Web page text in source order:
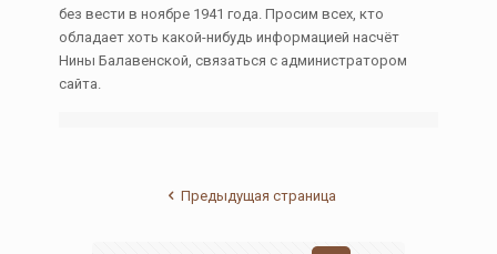
без вести в ноябре 1941 года. Просим всех, кто
обладает хоть какой-нибудь информацией насчёт
Нины Балавенской, связаться с администратором
сайта.
Предыдущая страница